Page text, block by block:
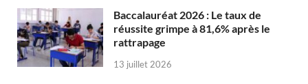
Baccalauréat 2026 : Le taux de
réussite grimpe à 81,6% après le
rattrapage
13 juillet 2026